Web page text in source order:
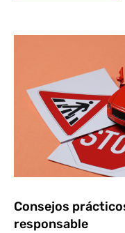
Consejos
responsable